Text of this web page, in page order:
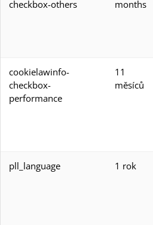
checkbox-others months
cookielawinfo-
checkbox-
performance
11
měsíců
pll_language 1 rok